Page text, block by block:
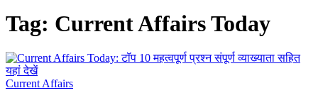
Tag: Current Affairs Today
Current Affairs